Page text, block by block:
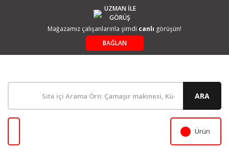
UZMAN İLE
GÖRÜŞ
Mağazamız çalışanlarınla şimdi canlı görüşün!
BAĞLAN
ARA
Ürün